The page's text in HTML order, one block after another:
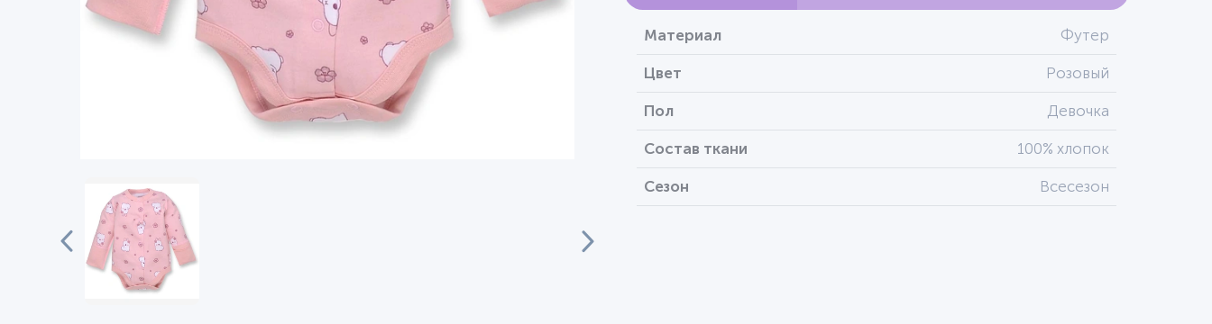
Материал Футер
Цвет Розовый
Пол Девочка
Состав ткани 100% хлопок
Сезон Всесезон